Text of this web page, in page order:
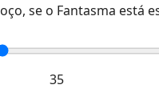
se o Fantasma está